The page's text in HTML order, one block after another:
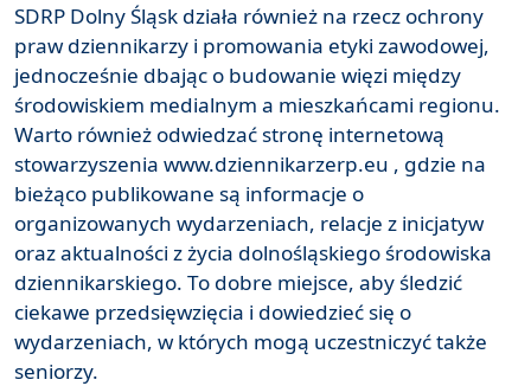
SDRP Dolny Śląsk działa również na rzecz ochrony
praw dziennikarzy i promowania etyki zawodowej,
jednocześnie dbając o budowanie więzi między
środowiskiem medialnym a mieszkańcami regionu.
Warto również odwiedzać stronę internetową
stowarzyszenia www.dziennikarzerp.eu , gdzie na
bieżąco publikowane są informacje o
organizowanych wydarzeniach, relacje z inicjatyw
oraz aktualności z życia dolnośląskiego środowiska
dziennikarskiego. To dobre miejsce, aby śledzić
ciekawe przedsięwzięcia i dowiedzieć się o
wydarzeniach, w których mogą uczestniczyć także
seniorzy.